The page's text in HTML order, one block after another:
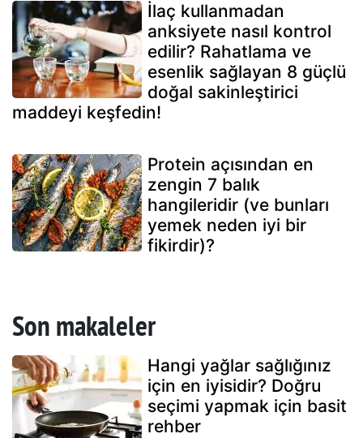
İlaç kullanmadan
anksiyete nasıl kontrol
edilir? Rahatlama ve
esenlik sağlayan 8 güçlü
doğal sakinleştirici
maddeyi keşfedin!
Protein açısından en
zengin 7 balık
hangileridir (ve bunları
yemek neden iyi bir
fikirdir)?
Son makaleler
Hangi yağlar sağlığınız
için en iyisidir? Doğru
seçimi yapmak için basit
rehber